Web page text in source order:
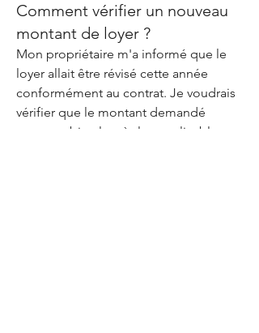
Comment vérifier un nouveau
montant de loyer ?
Mon propriétaire m'a informé que le
loyer allait être révisé cette année
conformément au contrat. Je voudrais
vérifier que le montant demandé
respecte bien les règles applicables
À propos
Bienvenue dans le groupe ! Vous